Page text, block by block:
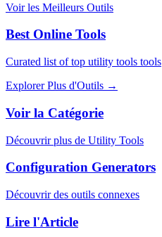
Voir les Meilleurs Outils
Best Online Tools
Curated list of top utility tools tools
Explorer Plus d'Outils →
Voir la Catégorie
Découvrir plus de Utility Tools
Configuration Generators
Découvrir des outils connexes
Lire l'Article